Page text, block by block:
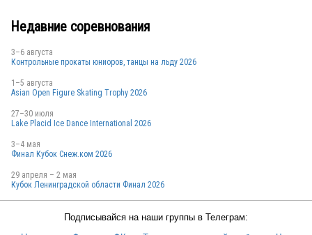
Недавние соревнования
3–6 августа
Контрольные прокаты юниоров, танцы на льду 2026
1–5 августа
Asian Open Figure Skating Trophy 2026
27–30 июля
Lake Placid Ice Dance International 2026
3–4 мая
Финал Кубок Снеж.ком 2026
29 апреля – 2 мая
Кубок Ленинградской области Финал 2026
Подписывайся на наши группы в Телеграм: